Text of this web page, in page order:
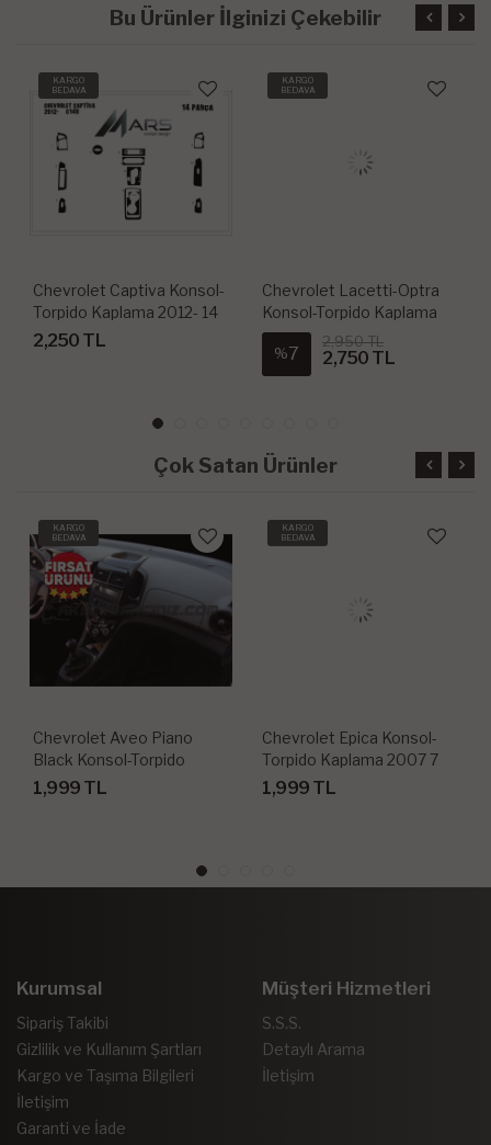
Bu Ürünler İlginizi Çekebilir
KARGO
BEDAVA
Chevrolet Captiva Konsol-
Torpido Kaplama 2012- 14
Parça
2,250 TL
KARGO
BEDAVA
Chevrolet Lacetti-Optra
Konsol-Torpido Kaplama
2004 23 Parça
%7
2,950 TL
2,750 TL
Çok Satan Ürünler
KARGO
BEDAVA
Chevrolet Aveo Piano
Black Konsol-Torpido
Kaplama 2012 14 Parça
1,999 TL
KARGO
BEDAVA
Chevrolet Epica Konsol-
Torpido Kaplama 2007 7
Parça
1,999 TL
Kurumsal
Sipariş Takibi
Gizlilik ve Kullanım Şartları
Kargo ve Taşıma Bilgileri
İletişim
Garanti ve İade
Müşteri Hizmetleri
S.S.S.
Detaylı Arama
İletişim